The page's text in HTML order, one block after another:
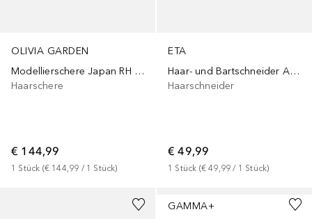
OLIVIA GARDEN
Modellierschere Japan RH 6,0'
Haarschere
€ 144,99
1 Stück (€ 144,99 / 1 Stück)
ETA
Haar- und Bartschneider Austin
Haarschneider
€ 49,99
1 Stück (€ 49,99 / 1 Stück)
GAMMA+